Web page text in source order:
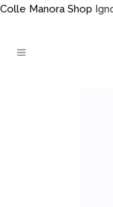
Colle Manora Shop